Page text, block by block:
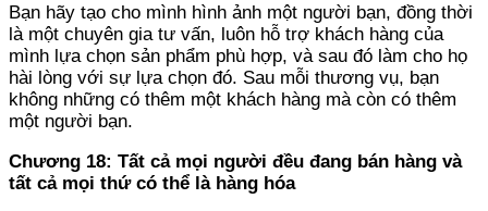
Bạn hãy tạo cho mình hình ảnh một người bạn, đồng thời
là một chuyên gia tư vấn, luôn hỗ trợ khách hàng của
mình lựa chọn sản phẩm phù hợp, và sau đó làm cho họ
hài lòng với sự lựa chọn đó. Sau mỗi thương vụ, bạn
không những có thêm một khách hàng mà còn có thêm
một người bạn.
Chương 18: Tất cả mọi người đều đang bán hàng và
tất cả mọi thứ có thể là hàng hóa